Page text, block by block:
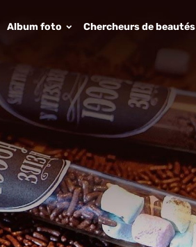
Album foto Chercheurs de beautés